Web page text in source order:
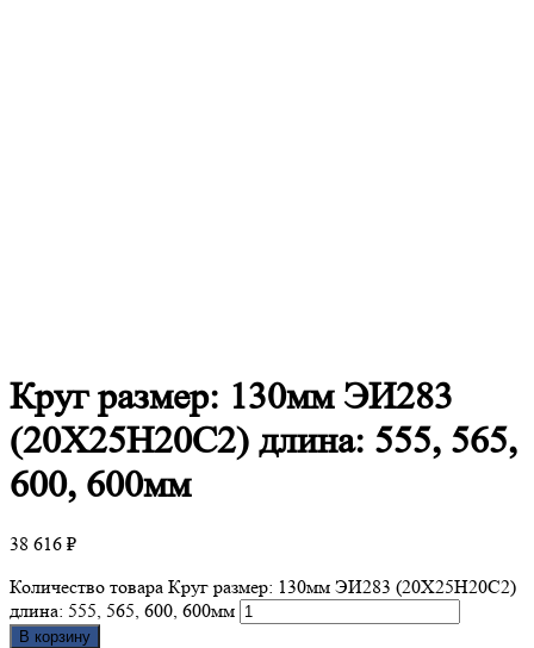
Кругразмер: 130мм ЭИ283
(20Х25Н20С2) длина: 555, 565,
600, 600мм
38 616 ₽
Количество товара Круг размер: 130мм ЭИ283 (20Х25Н20С2)
длина: 555, 565, 600, 600мм
В корзину